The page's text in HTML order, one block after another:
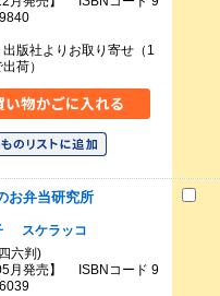
版社よりお取り寄せ（1
荷）
お弁当研究所
スケラッコ
六判)
月発売】 ISBNコード 9